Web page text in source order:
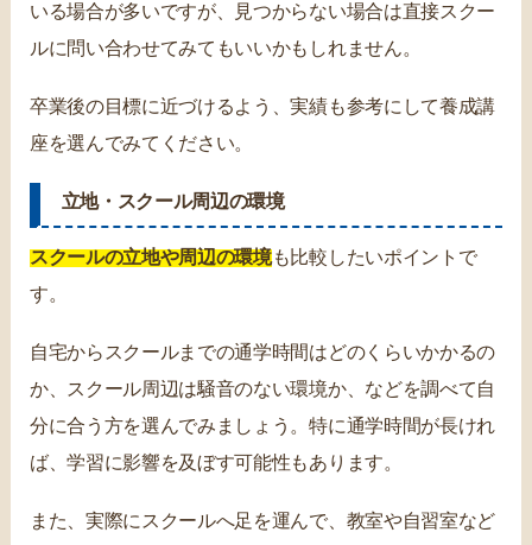
いる場合が多いですが、見つからない場合は直接スクー
ルに問い合わせてみてもいいかもしれません。
卒業後の目標に近づけるよう、実績も参考にして養成講
座を選んでみてください。
立地・スクール周辺の環境
スクールの立地や周辺の環境も比較したいポイントで
す。
自宅からスクールまでの通学時間はどのくらいかかるの
か、スクール周辺は騒音のない環境か、などを調べて自
分に合う方を選んでみましょう。特に通学時間が長けれ
ば、学習に影響を及ぼす可能性もあります。
また、実際にスクールへ足を運んで、教室や自習室など